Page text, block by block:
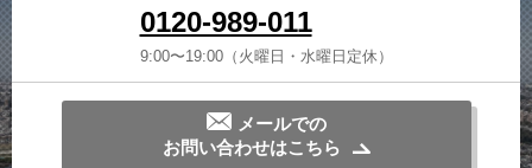
0120-989-011
9:00〜19:00（火曜日・水曜日定休）
メールでの
お問い合わせはこちら